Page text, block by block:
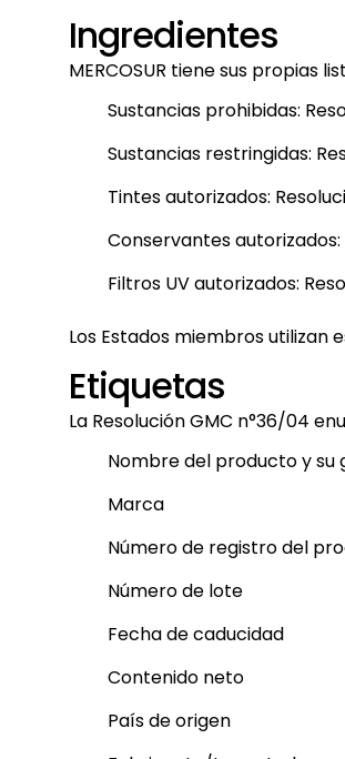
Ingredientes
MERCOSUR tiene sus propias
Sustancias prohibidas:
Sustancias restringidas:
Tintes autorizados:
Conservantes autorizados:
Filtros UV autorizados:
Los Estados miembros utilizan
Etiquetas
La Resolución GMC n°36/04
Nombre del producto y
Marca
Número de registro del
Número de lote
Fecha de caducidad
Contenido neto
País de origen